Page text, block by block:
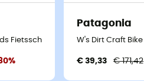
Fietsschoenen - Dames - Blauw -
Patagonia
W's Dirt Craft
€ 39,33 € 171,42